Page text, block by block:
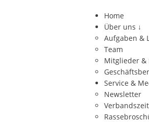
Home
Über uns ↓
Aufgaben &
Team
Mitglieder &
Service &
Newsletter